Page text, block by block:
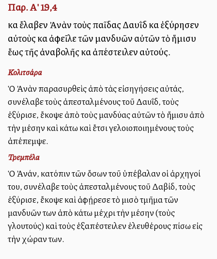
Παρ. Α' 19,4
καὶ ἔλαβεν Ἀνὰν τοὺς παῖδας Δαυῒδ καὶ ἐξύρησεν
αὐτοὺς καὶ ἀφεῖλε τῶν μανδυῶν αὐτῶν τὸ ἥμισυ
ἕως τῆς ἀναβολῆς καὶ ἀπέστειλεν αὐτούς.
Κολιτσάρα
Ὁ Ἀνὰν παρασυρθεὶς ἀπὸ τὰς εἰσηγήσεις αὐτάς,
συνέλαβε τοὺς ἀπεσταλμένους τοῦ Δαυΐδ, τοὺς
ἐξύρισε, ἔκοψε ἀπὸ τοὺς μανδύας αὐτῶν τὸ ἥμισυ ἀπὸ
τὴν μέσην καὶ κάτω καὶ ἔτσι γελοιοποιημένους τοὺς
ἀπέπεμψε.
Τρεμπέλα
Ὁ Ἀνάν, κατόπιν τῶν ὅσων τοῦ ὑπέβαλαν οἱ ἀρχηγοί
του, συνέλαβε τοὺς ἀπεσταλμένους τοῦ Δαβίδ, τοὺς
ἐξύρισε, ἔκοψε καὶ ἀφῄρεσε τὸ μισὸ τμῆμα τῶν
μανδυῶν των ἀπὸ κάτω μέχρι τὴν μέσην (τοὺς
γλουτούς) καὶ τοὺς ἐξαπέστειλεν ἐλευθέρους πίσω εἰς
τὴν χώραν των.